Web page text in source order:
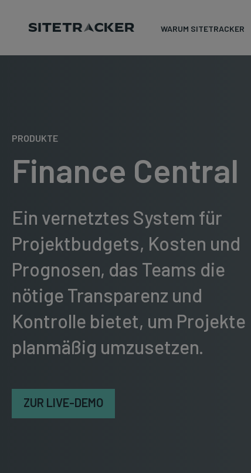
WARUM SITETRACKER
PRODUKTE
Finance Central
Ein vernetztes System für
Projektbudgets, Kosten und
Prognosen, das Teams die
nötige Transparenz und
Kontrolle bietet, um Projekte
planmäßig umzusetzen.
ZUR LIVE-DEMO